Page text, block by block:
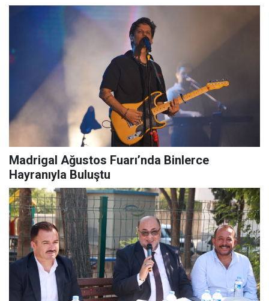
Madrigal Ağustos Fuarı’nda Binlerce
Hayranıyla Buluştu